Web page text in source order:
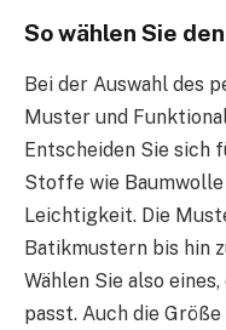
So wählen Sie
Bei der Auswahl des
Muster und
Entscheiden Sie sich
Stoffe wie
Leichtigkeit. Die
Batikmustern bis hin
Wählen Sie also
passt. Auch die